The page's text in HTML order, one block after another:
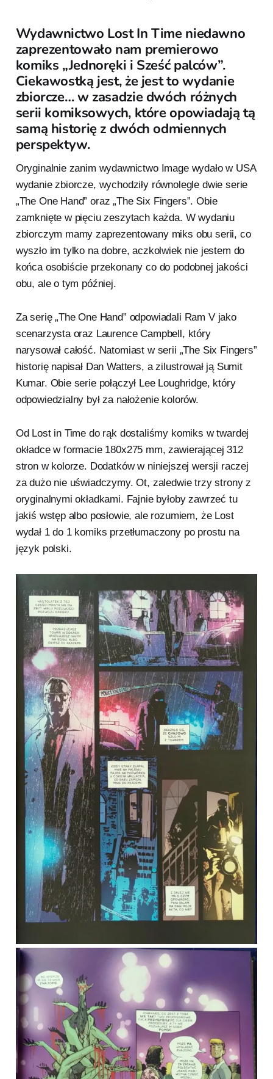
Wydawnictwo Lost In Time niedawno
zaprezentowało nam premierowo
komiks „Jednoręki i Sześć palców”.
Ciekawostką jest, że jest to wydanie
zbiorcze… w zasadzie dwóch różnych
serii komiksowych, które opowiadają tą
samą historię z dwóch odmiennych
perspektyw.
Oryginalnie zanim wydawnictwo Image wydało w USA
wydanie zbiorcze, wychodziły równolegle dwie serie
„The One Hand” oraz „The Six Fingers”. Obie
zamknięte w pięciu zeszytach każda. W wydaniu
zbiorczym mamy zaprezentowany miks obu serii, co
wyszło im tylko na dobre, aczkolwiek nie jestem do
końca osobiście przekonany co do podobnej jakości
obu, ale o tym później.
Za serię „The One Hand” odpowiadali Ram V jako
scenarzysta oraz Laurence Campbell, który
narysował całość. Natomiast w serii „The Six Fingers”
historię napisał Dan Watters, a zilustrował ją Sumit
Kumar. Obie serie połączył Lee Loughridge, który
odpowiedzialny był za nałożenie kolorów.
Od Lost in Time do rąk dostaliśmy komiks w twardej
okładce w formacie 180x275 mm, zawierającej 312
stron w kolorze. Dodatków w niniejszej wersji raczej
za dużo nie uświadczymy. Ot, zaledwie trzy strony z
oryginalnymi okładkami. Fajnie byłoby zawrzeć tu
jakiś wstęp albo posłowie, ale rozumiem, że Lost
wydał 1 do 1 komiks przetłumaczony po prostu na
język polski.